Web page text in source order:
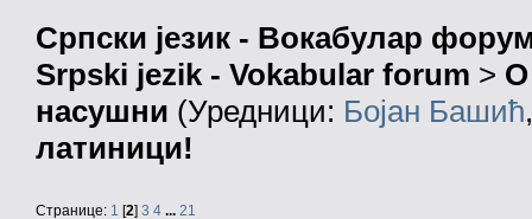
Српски језик - Вокабулар
Srpski jezik - Vokabular forum > О
насушни (Уредници: Бојан Башић
латиници!
Странице: 1 [2] 3 4 ... 21